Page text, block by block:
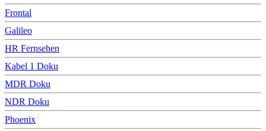
Frontal
Galileo
HR Fernsehen
Kabel 1 Doku
MDR Doku
NDR Doku
Phoenix